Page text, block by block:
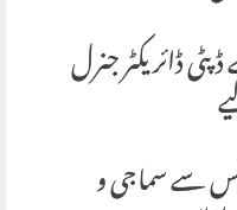
ڈائریکٹر جنرل
سے سماجی و